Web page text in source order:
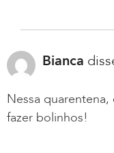
Bianca
Nessa
fazer bolinhos!